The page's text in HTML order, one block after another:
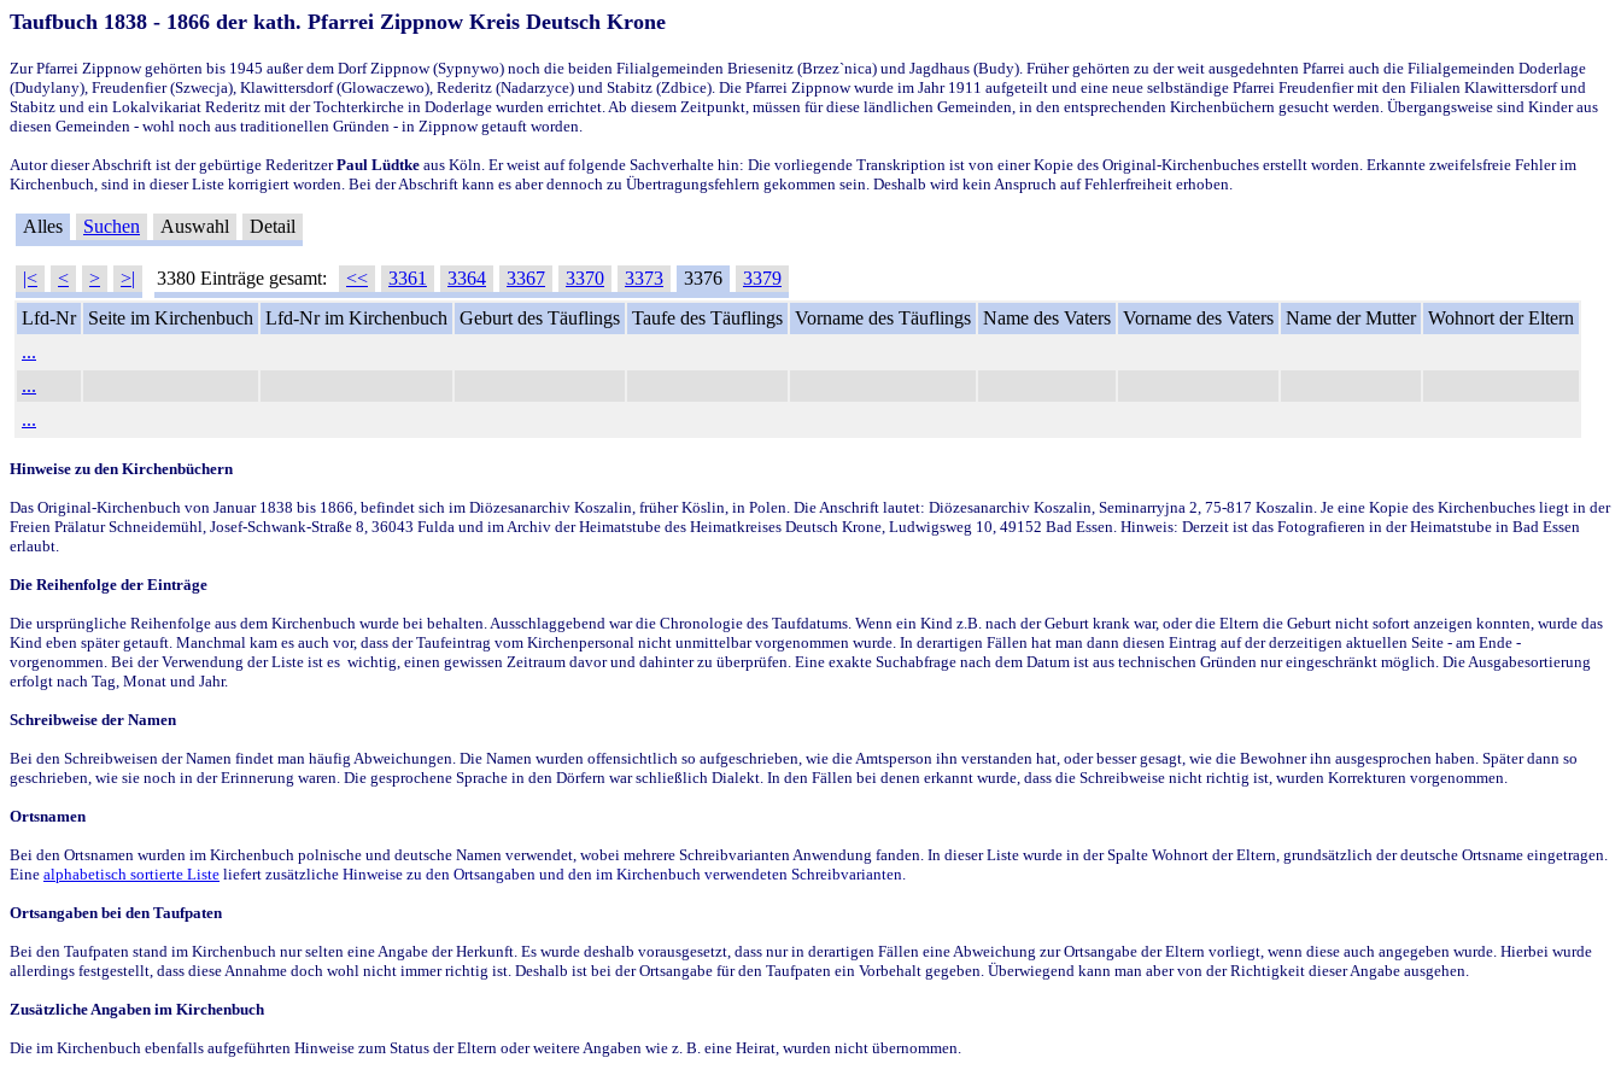
Taufbuch 1838 - 1866 der kath. Pfarrei Zippnow Kreis Deutsch Krone
Zur Pfarrei Zippnow gehörten bis 1945 außer dem Dorf Zippnow (Sypnywo) noch die beiden Filialgemeinden Briesenitz (Brzez`nica) und Jagdhaus (Budy). Früher gehörten zu der weit ausgedehnten Pfarrei auch die Filialgemeinden Doderlage
(Dudylany), Freudenfier (Szwecja), Klawittersdorf (Glowaczewo), Rederitz (Nadarzyce) und Stabitz (Zdbice). Die Pfarrei Zippnow wurde im Jahr 1911 aufgeteilt und eine neue selbständige Pfarrei Freudenfier mit den Filialen Klawittersdorf und
Stabitz und ein Lokalvikariat Rederitz mit der Tochterkirche in Doderlage wurden errichtet. Ab diesem Zeitpunkt, müssen für diese ländlichen Gemeinden, in den entsprechenden Kirchenbüchern gesucht werden. Übergangsweise sind Kinder aus
diesen Gemeinden - wohl noch aus traditionellen Gründen - in Zippnow getauft worden.
Autor dieser Abschrift ist der gebürtige RederitzerPaul Lüdtke aus Köln. Er weist auf folgende Sachverhalte hin: Die vorliegende Transkription ist von einer Kopie des Original-Kirchenbuches erstellt worden. Erkannte zweifelsfreie Fehler im
Kirchenbuch, sind in dieser Liste korrigiert worden. Bei der Abschrift kann es aber dennoch zu Übertragungsfehlern gekommen sein. Deshalb wird kein Anspruch auf Fehlerfreiheit erhoben.
Alles Suchen Auswahl Detail
|< < > >| 3380 Einträge gesamt: << 3361 3364 3367 3370 3373 3376
3379
Lfd-Nr
Seite im Kirchenbuch Lfd-Nr im Kirchenbuch Geburt des Täuflings Taufe des Täuflings Vorname des Täuflings Name des Vaters Vorname des Vaters Name der Mutter Wohnort der Eltern
...
...
...
Hinweise zu den Kirchenbüchern
Das Original-Kirchenbuch von Januar 1838 bis 1866, befindet sich im Diözesanarchiv Koszalin, früher Köslin, in Polen. Die Anschrift lautet: Diözesanarchiv Koszalin, Seminarryjna 2, 75-817 Koszalin. Je eine Kopie des Kirchenbuches liegt in der
Freien Prälatur Schneidemühl, Josef-Schwank-Straße 8, 36043 Fulda und im Archiv der Heimatstube des Heimatkreises Deutsch Krone, Ludwigsweg 10, 49152 Bad Essen. Hinweis: Derzeit ist das Fotografieren in der Heimatstube in Bad Essen
erlaubt.
Die Reihenfolge der Einträge
Die ursprüngliche Reihenfolge aus dem Kirchenbuch wurde bei behalten. Ausschlaggebend war die Chronologie des Taufdatums. Wenn ein Kind z.B. nach der Geburt krank war, oder die Eltern die Geburt nicht sofort anzeigen konnten, wurde das
Kind eben später getauft. Manchmal kam es auch vor, dass der Taufeintrag vom Kirchenpersonal nicht unmittelbar vorgenommen wurde. In derartigen Fällen hat man dann diesen Eintrag auf der derzeitigen aktuellen Seite - am Ende -
vorgenommen. Bei der Verwendung der Liste ist es wichtig, einen gewissen Zeitraum davor und dahinter zu überprüfen. Eine exakte Suchabfrage nach dem Datum ist aus technischen Gründen nur eingeschränkt möglich. Die Ausgabesortierung
erfolgt nach Tag, Monat und Jahr.
Schreibweise der Namen
Bei den Schreibweisen der Namen findet man häufig Abweichungen. Die Namen wurden offensichtlich so aufgeschrieben, wie die Amtsperson ihn verstanden hat, oder besser gesagt, wie die Bewohner ihn ausgesprochen haben. Später dann so
geschrieben, wie sie noch in der Erinnerung waren. Die gesprochene Sprache in den Dörfern war schließlich Dialekt. In den Fällen bei denen erkannt wurde, dass die Schreibweise nicht richtig ist, wurden Korrekturen vorgenommen.
Ortsnamen
Bei den Ortsnamen wurden im Kirchenbuch polnische und deutsche Namen verwendet, wobei mehrere Schreibvarianten Anwendung fanden. In dieser Liste wurde in der Spalte Wohnort der Eltern, grundsätzlich der deutsche Ortsname eingetragen.
Eine alphabetisch sortierte Liste liefert zusätzliche Hinweise zu den Ortsangaben und den im Kirchenbuch verwendeten Schreibvarianten.
Ortsangaben bei den Taufpaten
Bei den Taufpaten stand im Kirchenbuch nur selten eine Angabe der Herkunft. Es wurde deshalb vorausgesetzt, dass nur in derartigen Fällen eine Abweichung zur Ortsangabe der Eltern vorliegt, wenn diese auch angegeben wurde. Hierbei wurde
allerdings festgestellt, dass diese Annahme doch wohl nicht immer richtig ist. Deshalb ist bei der Ortsangabe für den Taufpaten ein Vorbehalt gegeben. Überwiegend kann man aber von der Richtigkeit dieser Angabe ausgehen.
Zusätzliche Angaben im Kirchenbuch
Die im Kirchenbuch ebenfalls aufgeführten Hinweise zum Status der Eltern oder weitere Angaben wie z. B. eine Heirat, wurden nicht übernommen.